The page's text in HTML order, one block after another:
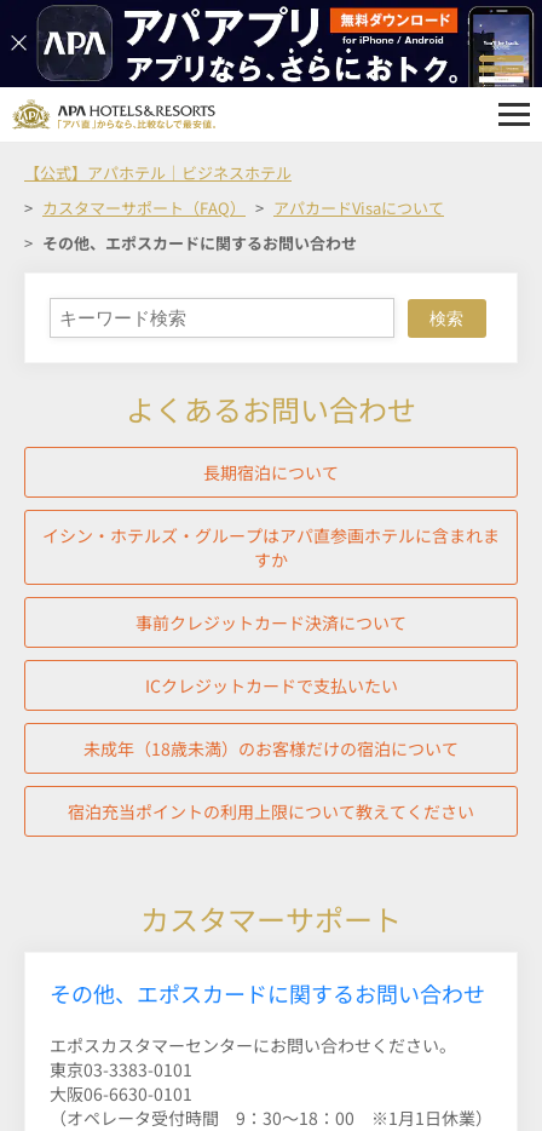
【公式】アパホテル｜ビジネスホテル
カスタマーサポート（FAQ）
アパカードVisaについて
その他、エポスカードに関するお問い合わせ
検索
よくあるお問い合わせ
長期宿泊について
イシン・ホテルズ・グループはアパ直参画ホテルに含まれま
すか
事前クレジットカード決済について
ICクレジットカードで支払いたい
未成年（18歳未満）のお客様だけの宿泊について
宿泊充当ポイントの利用上限について教えてください
カスタマーサポート
その他、エポスカードに関するお問い合わせ
エポスカスタマーセンターにお問い合わせください。
東京03-3383-0101
大阪06-6630-0101
（オペレータ受付時間 9：30～18：00 ※1月1日休業）